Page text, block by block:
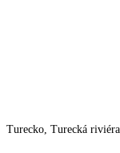
Turecko, Turecká